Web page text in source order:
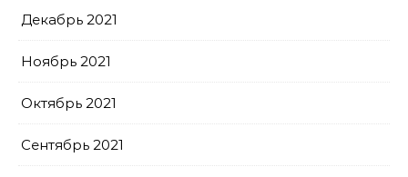
Декабрь 2021
Ноябрь 2021
Октябрь 2021
Сентябрь 2021